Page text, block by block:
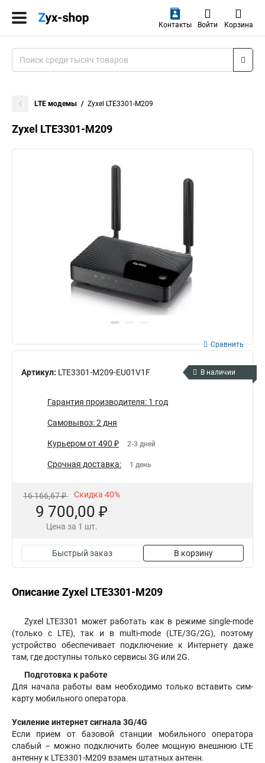
Контакты Войти Корзина
LTE модемы Zyxel LTE3301-M209
Zyxel LTE3301-M209
Артикул: LTE3301-M209-EU01V1F
Сравнить
В наличии
Гарантия производителя: 1 год
Самовывоз: 2 дня
Курьером от 490 ₽ 2-3 дней
Срочная доставка: 1 день
16 166,67 ₽ Скидка 40%
9 700,00 ₽
Цена за 1 шт.
Быстрый заказ В корзину
Описание Zyxel LTE3301-M209
Zyxel LTE3301 может работать как в режиме single-mode
(только с LTE), так и в multi-mode (LTE/3G/2G), поэтому
устройство обеспечивает подключение к Интернету даже
там, где доступны только сервисы 3G или 2G.
Подготовка к работе
Для начала работы вам необходимо только вставить сим-
карту мобильного оператора.
Усиление интернет сигнала 3G/4G
Если прием от базовой станции мобильного оператора
слабый – можно подключить более мощную внешнюю LTE
антенну к LTE3301-M209 взамен штатных антенн.